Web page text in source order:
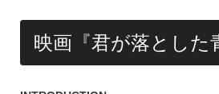
映画『君が落とした